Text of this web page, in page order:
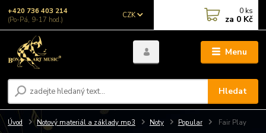
Menu
CZK
Hledat
+420 736 403 214
(Po-Pá, 9-17 hod.)
0 ks
za 0 Kč
Úvod Notový materiál a základy mp3 Noty Popular Fair Play